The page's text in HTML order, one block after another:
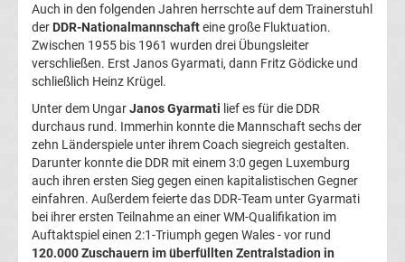
Cristiano
Ronaldo
Europapokal
der
Pokalsieger
Gewinner
Auch in den folgenden Jahren herrschte auf dem Trainerstuhl
der DDR-Nationalmannschafteine große Fluktuation.
Zwischen 1955 bis 1961 wurden drei Übungsleiter
verschließen. Erst Janos Gyarmati, dann Fritz Gödicke und
schließlich Heinz Krügel.
Unter dem UngarJanos Gyarmati lief es für die DDR
durchaus rund. Immerhin konnte die Mannschaft sechs der
zehn Länderspiele unter ihrem Coach siegreich gestalten.
Darunter konnte die DDR mit einem 3:0 gegen Luxemburg
auch ihren ersten Sieg gegen einen kapitalistischen Gegner
einfahren. Außerdem feierte das DDR-Team unter Gyarmati
bei ihrer ersten Teilnahme an einer WM-Qualifikation im
Auftaktspiel einen 2:1-Triumph gegen Wales - vor rund
120.000 Zuschauern im überfüllten Zentralstadion in